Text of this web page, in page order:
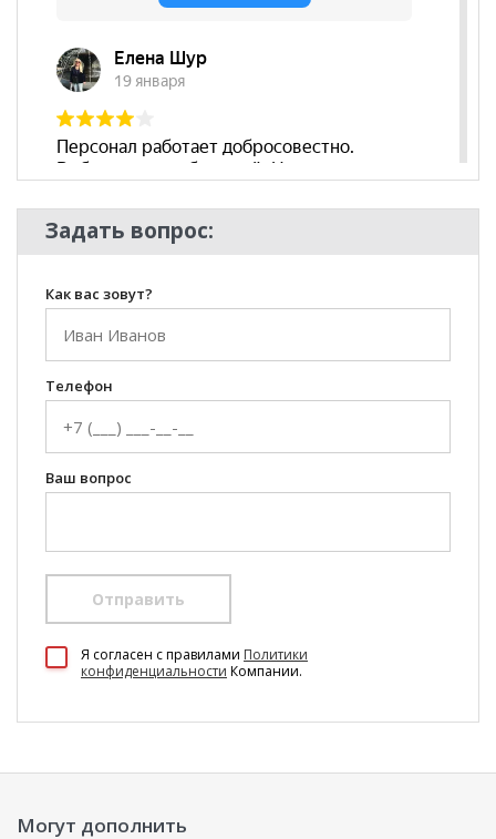
Задать вопрос:
Как вас зовут?
Телефон
Ваш вопрос
Отправить
Я согласен c правилами Политики
конфиденциальности Компании.
Могут дополнить